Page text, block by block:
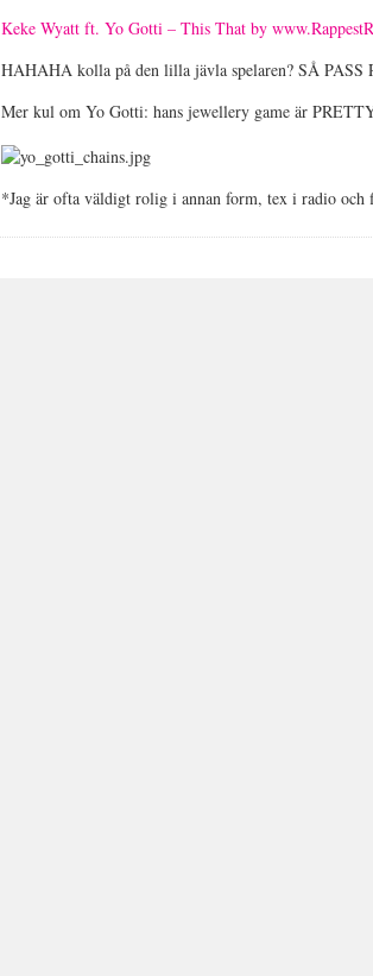
Keke Wyatt ft. Yo Gotti – This That by
HAHAHA kolla på den lilla jävla spelaren? SÅ PASS
Mer kul om Yo Gotti: hans jewellery game är
*Jag är ofta väldigt rolig i annan form, tex i radio och